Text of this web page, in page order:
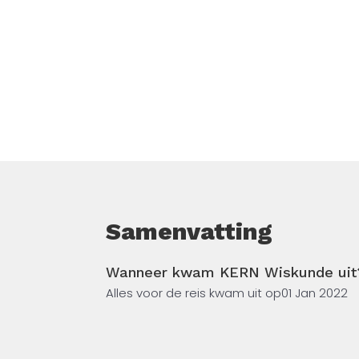
Samenvatting
Wanneer kwam KERN Wiskunde
Alles voor de reis kwam uit op01 Jan 2022